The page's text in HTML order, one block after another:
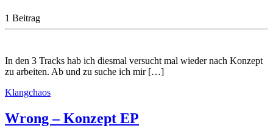
1 Beitrag
In den 3 Tracks hab ich diesmal versucht mal wieder nach Konzept
zu arbeiten. Ab und zu suche ich mir […]
Klangchaos
Wrong – Konzept EP